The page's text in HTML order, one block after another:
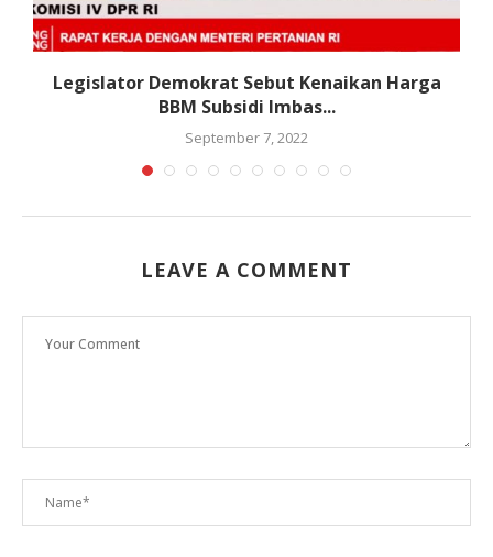
Legislator Demokrat Sebut Kenaikan Harga
BBM Subsidi Imbas...
September 7, 2022
LEAVE A COMMENT